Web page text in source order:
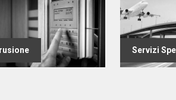
Servizi